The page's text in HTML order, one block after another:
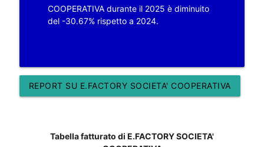
COOPERATIVA durante il 2025 è diminuito
del -30.67% rispetto a 2024.
REPORT SU E.FACTORY SOCIETA' COOPERATIVA
Tabella fatturato di E.FACTORY SOCIETA'